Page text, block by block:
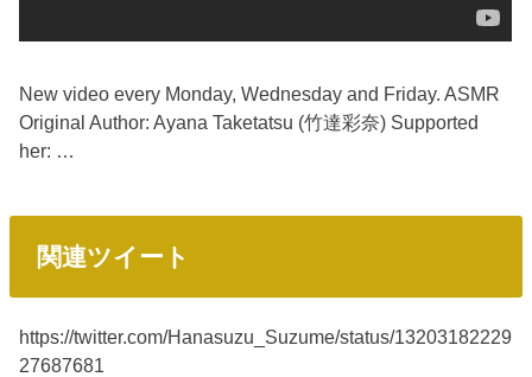
New video every Monday, Wednesday and Friday. ASMR
Original Author: Ayana Taketatsu (竹達彩奈) Supported
her: …
関連ツイート
https://twitter.com/Hanasuzu_Suzume/status/13203182229
27687681